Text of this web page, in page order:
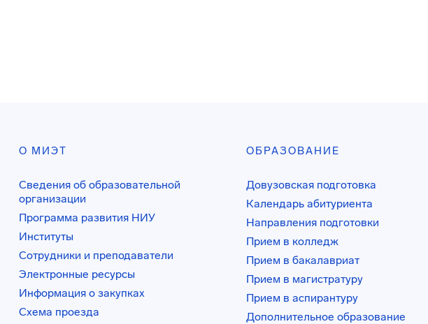
О МИЭТ
Сведения об образовательной
организации
Программа развития НИУ
Институты
Сотрудники и преподаватели
Электронные ресурсы
Информация о закупках
Схема проезда
ОБРАЗОВАНИЕ
Довузовская подготовка
Календарь абитуриента
Направления подготовки
Прием в колледж
Прием в бакалавриат
Прием в магистратуру
Прием в аспирантуру
Дополнительное образование